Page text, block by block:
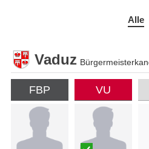
Alle
Vaduz
FBP VU